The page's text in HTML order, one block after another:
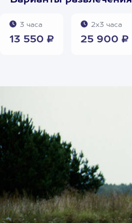
3 часа
13 550 ₽
2х3 часа
25 900 ₽